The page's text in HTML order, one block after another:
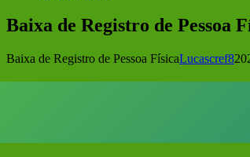
Baixa de Registro de Pessoa
Baixa de Registro de Pessoa FísicaLucascref8